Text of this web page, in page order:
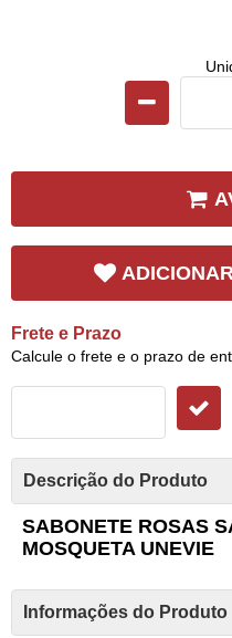
Frete e Prazo
Calcule o frete e o prazo de
Descrição do Produto
SABONETE ROSAS
MOSQUETA UNEVIE
Informações do Produto